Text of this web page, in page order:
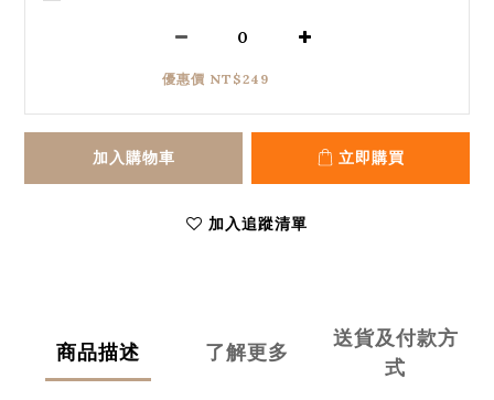
優惠價 NT$249
加入購物車 立即購買
加入追蹤清單
商品描述 了解更多
送貨及付款方
式